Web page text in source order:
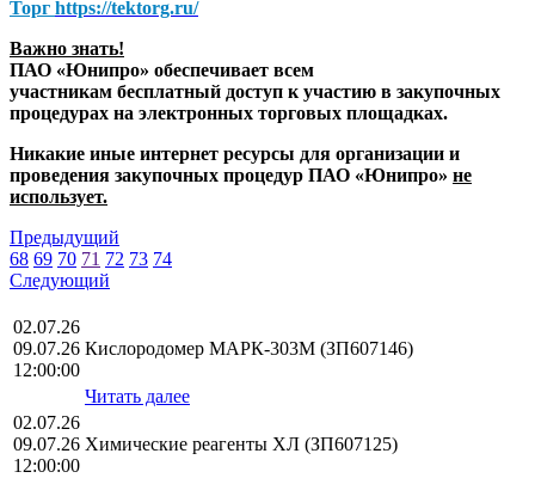
Торг https://tektorg.ru/
Важно знать!
ПАО «Юнипро» обеспечивает всем
участникам бесплатный доступ к участию в закупочных
процедурах на электронных торговых площадках.
Никакие иные интернет ресурсы для организации и
проведения закупочных процедур ПАО «Юнипро» не
использует.
Предыдущий
68 69 70 71 72 73 74
Следующий
02.07.26
09.07.26
12:00:00
Кислородомер МАРК-303М (ЗП607146)
Читать далее
02.07.26
09.07.26
12:00:00
Химические реагенты ХЛ (ЗП607125)